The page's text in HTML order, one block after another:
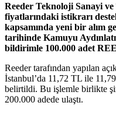
Reeder Teknoloji Sanayi
fiyatlarındaki istikrarı
kapsamında yeni bir alım
tarihinde Kamuyu
bildirimle 100.000 adet
Reeder tarafından yapılan
İstanbul’da 11,72 TL ile
belirtildi. Bu işlemle birlikte
200.000 adede ulaştı.